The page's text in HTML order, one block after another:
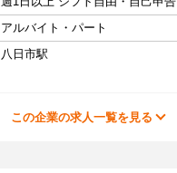
アルバイト・パート
八日市駅
この企業の求人一覧を見る